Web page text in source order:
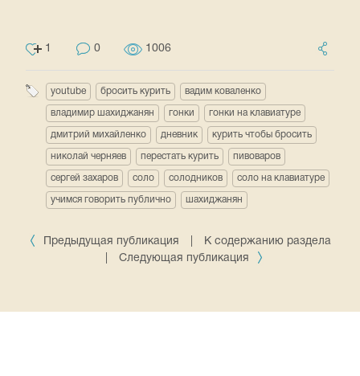
1 0 1006
youtube бросить курить вадим коваленко
владимир шахиджанян гонки гонки на клавиатуре
дмитрий михайленко дневник курить чтобы бросить
николай черняев перестать курить пивоваров
сергей захаров соло солодников соло на клавиатуре
учимся говорить публично шахиджанян
Предыдущая публикация
К содержанию раздела
Следующая публикация